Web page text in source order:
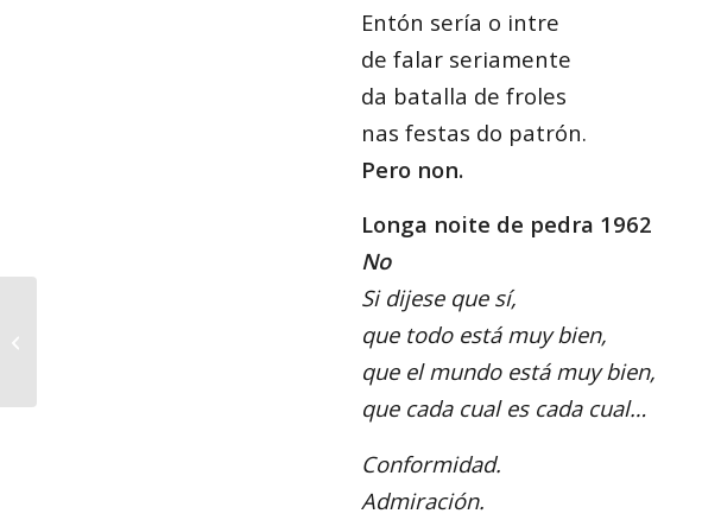
Entón sería o intre
de falar seriamente
da batalla de froles
nas festas do patrón.
Pero non.
Longa noite de pedra 1962
No
Si dijese que sí,
que todo está muy bien,
que el mundo está muy bien,
que cada cual es cada cual…
Conformidad.
Admiración.